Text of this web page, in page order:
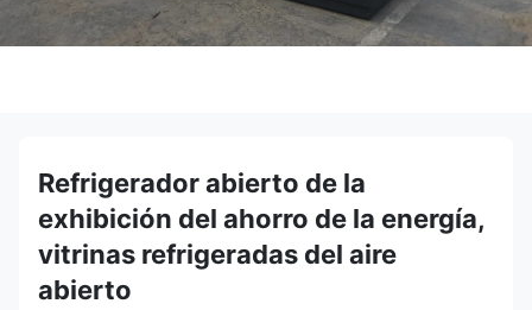
Refrigerador abierto de la
exhibición del ahorro de la energía,
vitrinas refrigeradas del aire
abierto